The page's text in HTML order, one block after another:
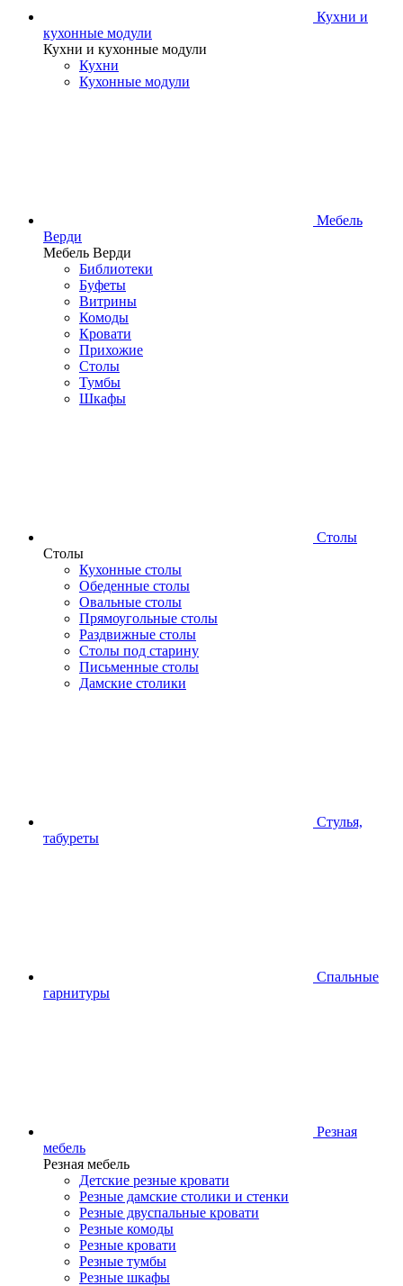
Кухни и
кухонные модули
Кухни и кухонные модули
Кухни
Кухонные модули
Мебель
Верди
Мебель Верди
Библиотеки
Буфеты
Витрины
Комоды
Кровати
Прихожие
Столы
Тумбы
Шкафы
Столы
Столы
Кухонные столы
Обеденные столы
Овальные столы
Прямоугольные столы
Раздвижные столы
Столы под старину
Письменные столы
Дамские столики
Стулья,
табуреты
Спальные
гарнитуры
Резная
мебель
Резная мебель
Детские резные кровати
Резные дамские столики и стенки
Резные двуспальные кровати
Резные комоды
Резные кровати
Резные тумбы
Резные шкафы